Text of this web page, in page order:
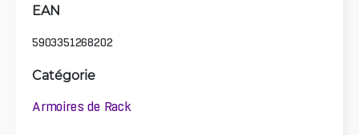
EAN
5903351268202
Catégorie
Armoires de Rack